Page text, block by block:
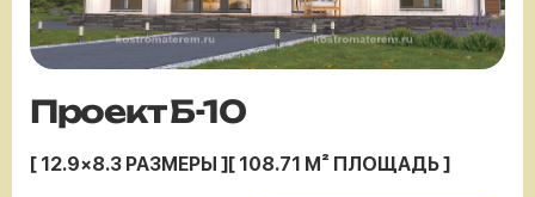
Проект Б-10
[ 12.9×8.3 РАЗМЕРЫ ][ 108.71 М² ПЛОЩАДЬ ]